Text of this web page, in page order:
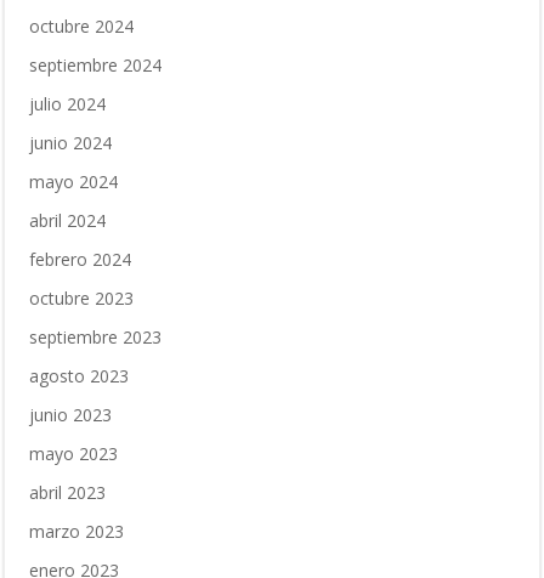
octubre 2024
septiembre 2024
julio 2024
junio 2024
mayo 2024
abril 2024
febrero 2024
octubre 2023
septiembre 2023
agosto 2023
junio 2023
mayo 2023
abril 2023
marzo 2023
enero 2023